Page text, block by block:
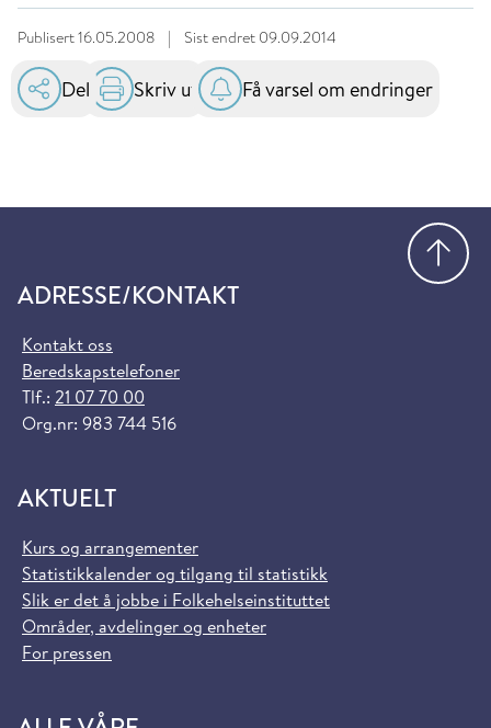
Publisert16.05.2008 | Sist endret 09.09.2014
Del Skriv ut Få varsel om endringer
ADRESSE/KONTAKT
Kontakt oss
Beredskapstelefoner
Tlf.: 21 07 70 00
Org.nr: 983 744 516
AKTUELT
Kurs og arrangementer
Statistikkalender og tilgang til statistikk
Slik er det å jobbe i Folkehelseinstituttet
Områder, avdelinger og enheter
For pressen